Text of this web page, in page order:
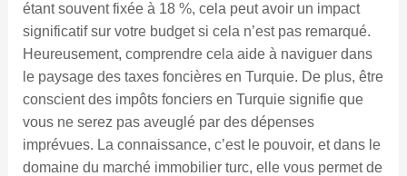
étant souvent fixée à 18 %, cela peut avoir un impact
significatif sur votre budget si cela n’est pas remarqué.
Heureusement, comprendre cela aide à naviguer dans
le paysage des taxes foncières en Turquie. De plus, être
conscient des impôts fonciers en Turquie signifie que
vous ne serez pas aveuglé par des dépenses
imprévues. La connaissance, c’est le pouvoir, et dans le
domaine du marché immobilier turc, elle vous permet de